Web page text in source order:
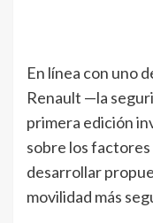
En línea con uno
Renault —la
primera edición
sobre los factores
desarrollar
movilidad más